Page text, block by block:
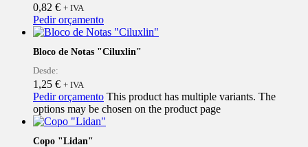
0,82 € + IVA
Pedir orçamento
Bloco de Notas "Ciluxlin"
Desde:
1,25 € + IVA
Pedir orçamento This product has multiple variants. The
options may be chosen on the product page
Copo "Lidan"